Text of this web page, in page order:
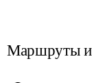
Маршруты и